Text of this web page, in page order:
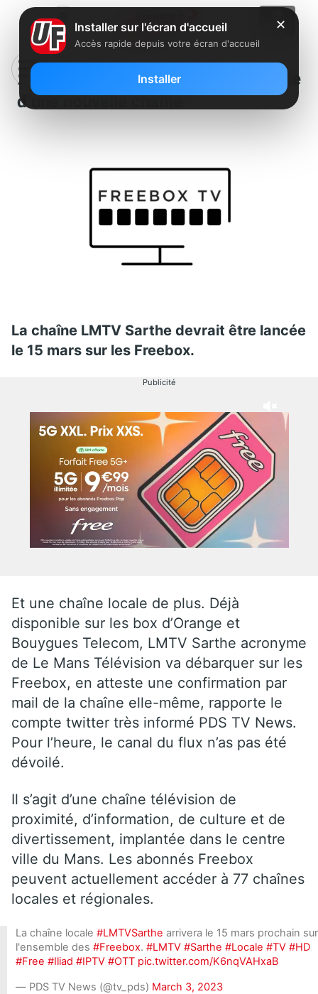
Freebox TV : arrivée imminente
d’une nouvelle chaîne
La chaîne LMTV Sarthe devrait être lancée
le 15 mars sur les Freebox.
Publicité
Et une chaîne locale de plus. Déjà
disponible sur les box d’Orange et
Bouygues Telecom, LMTV Sarthe acronyme
de Le Mans Télévision va débarquer sur les
Freebox, en atteste une confirmation par
mail de la chaîne elle-même, rapporte le
compte twitter très informé PDS TV News.
Pour l’heure, le canal du flux n’as pas été
dévoilé.
Il s’agit d’une chaîne télévision de
proximité, d’information, de culture et de
divertissement, implantée dans le centre
ville du Mans. Les abonnés Freebox
peuvent actuellement accéder à 77 chaînes
locales et régionales.
La chaîne locale #LMTVSarthe arrivera le 15 mars prochain sur
l'ensemble des #Freebox. #LMTV #Sarthe #Locale #TV #HD
#Free #Iliad #IPTV #OTT pic.twitter.com/K6nqVAHxaB
— PDS TV News (@tv_pds) March 3, 2023
✕
Installer sur l'écran d'accueil
Accès rapide depuis votre écran d'accueil
Installer